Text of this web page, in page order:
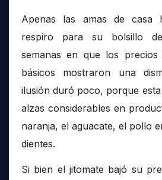
Apenas las amas de casa
respiro para su bolsillo
semanas en que los
básicos mostraron una
ilusión duró poco, porque
alzas considerables en
naranja, el aguacate, el pollo
dientes.
Si bien el jitomate bajó su